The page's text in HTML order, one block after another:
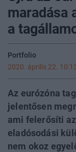
maradása
a
Portfolio
2020. április 22.
Az eurózóna
jelentősen
ami felerősíti
eladósodási
nem okoz